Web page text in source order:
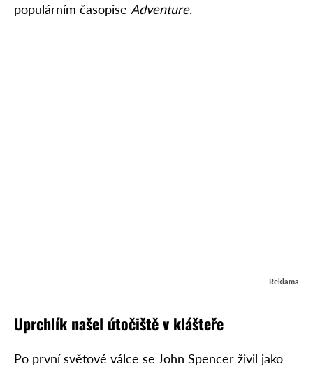
populárním časopise Adventure.
Reklama
Uprchlík našel útočiště v klášteře
Po první světové válce se John Spencer živil jako